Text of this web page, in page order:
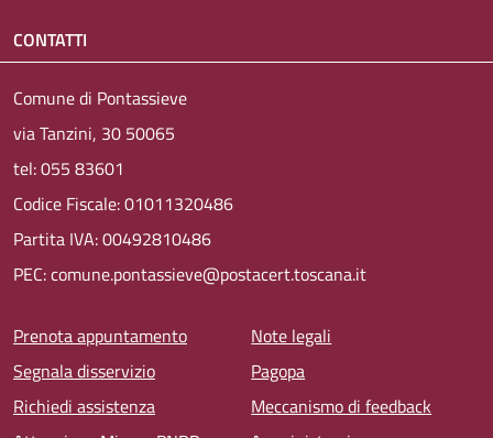
CONTATTI
Comune di Pontassieve
via Tanzini, 30 50065
tel: 055 83601
Codice Fiscale: 01011320486
Partita IVA: 00492810486
PEC: comune.pontassieve@postacert.toscana.it
Menu piè di pagina
Prenota appuntamento
Segnala disservizio
Richiedi assistenza
Note legali
Pagopa
Meccanismo di feedback